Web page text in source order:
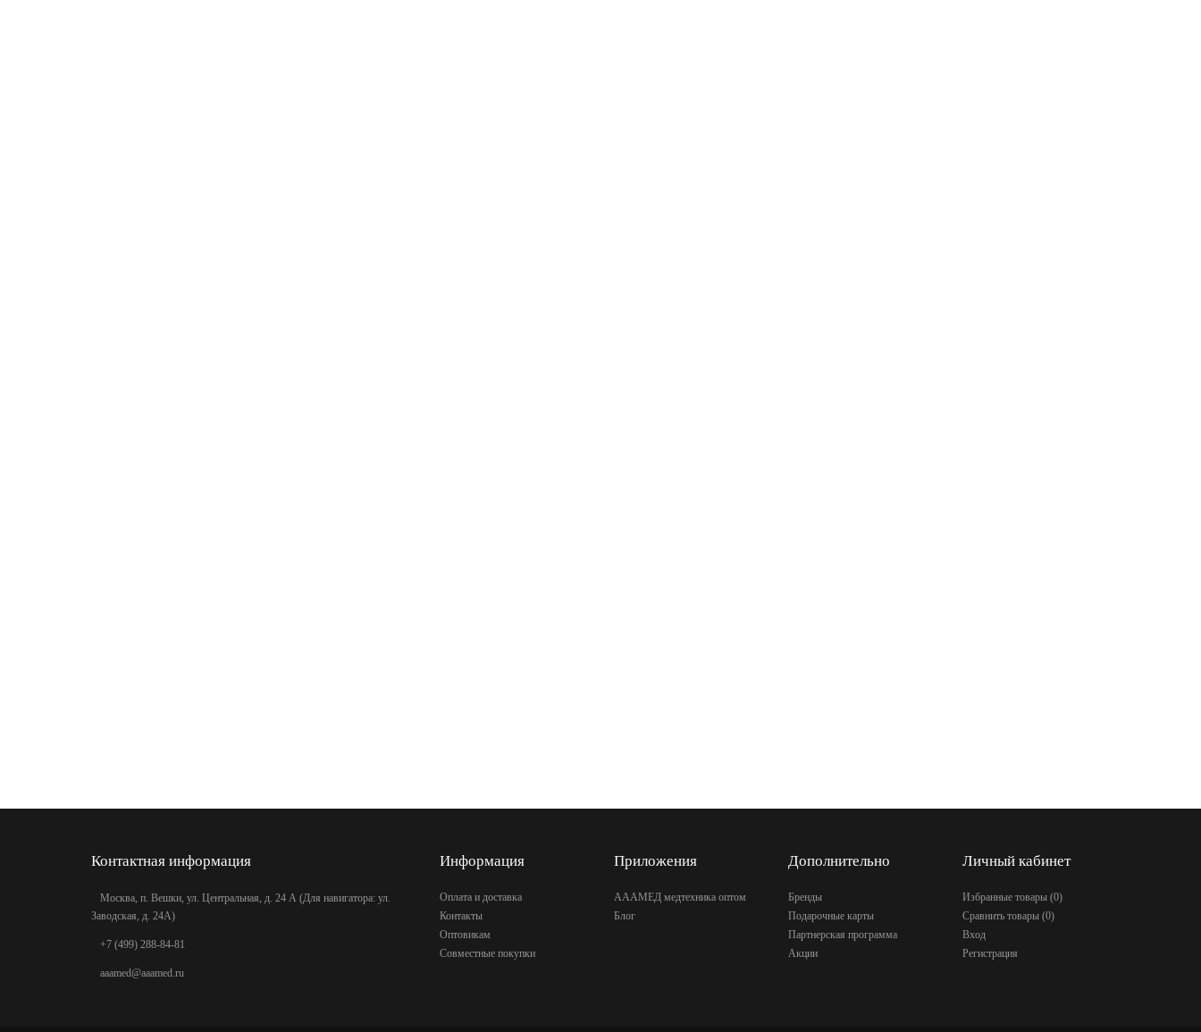
Контактная информация
Москва, п. Вешки, ул. Центральная, д. 24 А (Для навигатора: ул.
Заводская, д. 24А)
+7 (499) 288-84-81
aaamed@aaamed.ru
Информация
Оплата и доставка
Контакты
Оптовикам
Совместные покупки
Приложения
АААМЕД медтехника оптом
Блог
Дополнительно
Бренды
Подарочные карты
Партнерская программа
Акции
Личный кабинет
Избранные товары (0)
Сравнить товары (0)
Вход
Регистрация